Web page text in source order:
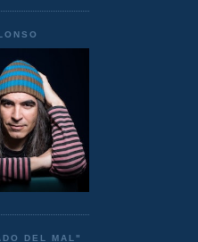
DEL MAL"